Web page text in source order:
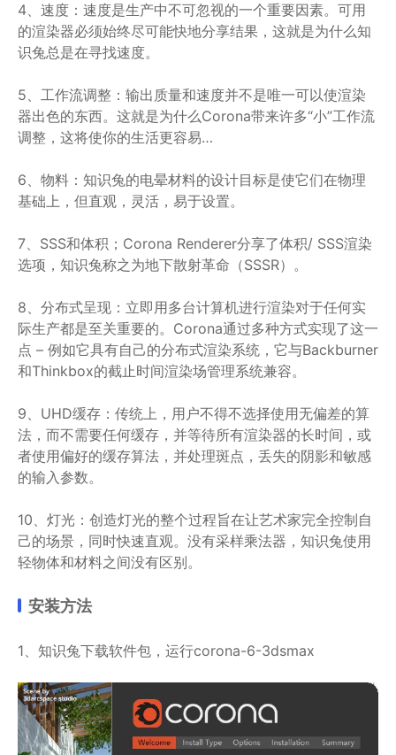
4、速度：速度是生产中不可忽视的一个重要因素。可用
的渲染器必须始终尽可能快地分享结果，这就是为什么知
识兔总是在寻找速度。
5、工作流调整：输出质量和速度并不是唯一可以使渲染
器出色的东西。这就是为什么Corona带来许多“小”工作流
调整，这将使你的生活更容易…
6、物料：知识兔的电晕材料的设计目标是使它们在物理
基础上，但直观，灵活，易于设置。
7、SSS和体积；Corona Renderer分享了体积/ SSS渲染
选项，知识兔称之为地下散射革命（SSSR）。
8、分布式呈现：立即用多台计算机进行渲染对于任何实
际生产都是至关重要的。Corona通过多种方式实现了这一
点 – 例如它具有自己的分布式渲染系统，它与Backburner
和Thinkbox的截止时间渲染场管理系统兼容。
9、UHD缓存：传统上，用户不得不选择使用无偏差的算
法，而不需要任何缓存，并等待所有渲染器的长时间，或
者使用偏好的缓存算法，并处理斑点，丢失的阴影和敏感
的输入参数。
10、灯光：创造灯光的整个过程旨在让艺术家完全控制自
己的场景，同时快速直观。没有采样乘法器，知识兔使用
轻物体和材料之间没有区别。
安装方法
1、知识兔下载软件包，运行corona-6-3dsmax